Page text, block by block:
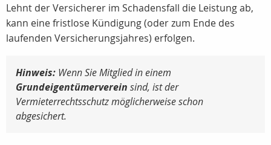
Lehnt der Versicherer im Schadensfall die Leistung ab,
kann eine fristlose Kündigung (oder zum Ende des
laufenden Versicherungsjahres) erfolgen.
Hinweis: Wenn Sie Mitglied in einem
Grundeigentümerverein sind, ist der
Vermieterrechtsschutz möglicherweise schon
abgesichert.